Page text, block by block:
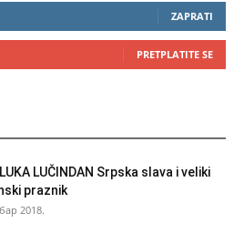
ZAPRATI
PRETPLATITE SE
LUČINDAN Srpska slava i veliki
praznik
2018.